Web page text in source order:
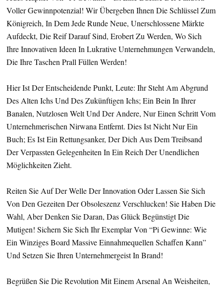
Voller Gewinnpotenzial! Wir Übergeben Ihnen Die Schlüssel Zum
Königreich, In Dem Jede Runde Neue, Unerschlossene Märkte
Aufdeckt, Die Reif Darauf Sind, Erobert Zu Werden, Wo Sich
Ihre Innovativen Ideen In Lukrative Unternehmungen Verwandeln,
Die Ihre Taschen Prall Füllen Werden!
Hier Ist Der Entscheidende Punkt, Leute: Ihr Steht Am Abgrund
Des Alten Ichs Und Des Zukünftigen Ichs; Ein Bein In Ihrer
Banalen, Nutzlosen Welt Und Der Andere, Nur Einen Schritt Vom
Unternehmerischen Nirwana Entfernt. Dies Ist Nicht Nur Ein
Buch; Es Ist Ein Rettungsanker, Der Dich Aus Dem Treibsand
Der Verpassten Gelegenheiten In Ein Reich Der Unendlichen
Möglichkeiten Zieht.
Reiten Sie Auf Der Welle Der Innovation Oder Lassen Sie Sich
Von Den Gezeiten Der Obsoleszenz Verschlucken! Sie Haben Die
Wahl, Aber Denken Sie Daran, Das Glück Begünstigt Die
Mutigen! Sichern Sie Sich Ihr Exemplar Von “Pi Gewinne: Wie
Ein Winziges Board Massive Einnahmequellen Schaffen Kann”
Und Setzen Sie Ihren Unternehmergeist In Brand!
Begrüßen Sie Die Revolution Mit Einem Arsenal An Weisheiten,